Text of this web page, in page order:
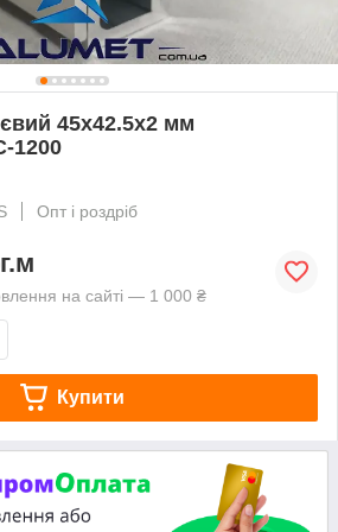
45х42.5х2 мм
1200
Опт і роздріб
на сайті — 1 000 ₴
Купити